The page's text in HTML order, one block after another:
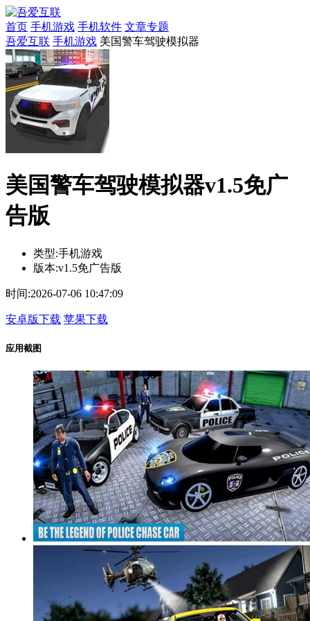
首页 手机游戏 手机软件 文章专题
吾爱互联 手机游戏 美国警车驾驶模拟器
美国警车驾驶模拟器v1.5免广
告版
类型:手机游戏
版本:v1.5免广告版
时间:2026-07-06 10:47:09
安卓版下载 苹果下载
应用截图